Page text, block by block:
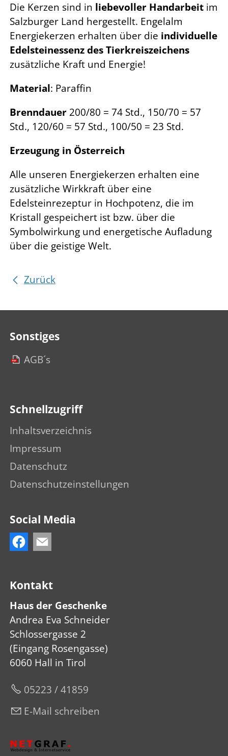
Die Kerzen sind in liebevoller Handarbeit im
Salzburger Land hergestellt. Engelalm
Energiekerzen erhalten über die individuelle
Edelsteinessenz des Tierkreiszeichens
zusätzliche Kraft und Energie!
Material: Paraffin
Brenndauer 200/80 = 74 Std., 150/70 = 57
Std., 120/60 = 57 Std., 100/50 = 23 Std.
Erzeugung in Österreich
Alle unseren Energiekerzen erhalten eine
zusätzliche Wirkkraft über eine
Edelsteinrezeptur in Hochpotenz, die im
Kristall gespeichert ist bzw. über die
Symbolwirkung und energetische Aufladung
über die geistige Welt.
Zurück
Sonstiges
AGB´s
Schnellzugriff
Inhaltsverzeichnis
Impressum
Datenschutz
Datenschutzeinstellungen
Social Media
Kontakt
Haus der Geschenke
Andrea Eva Schneider
Schlossergasse 2
(Eingang Rosengasse)
6060 Hall in Tirol
05223 / 41859
E-Mail schreiben